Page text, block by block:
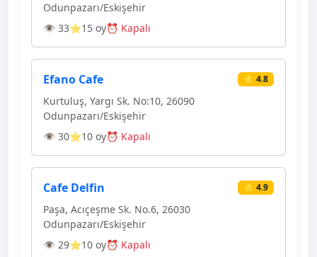
Odunpazarı/Eskişehir
👁 33⭐15 oy⏰ Kapalı
Efano Cafe ⭐ 4.8
Kurtuluş, Yargı Sk. No:10, 26090
Odunpazarı/Eskişehir
👁 30⭐10 oy⏰ Kapalı
Cafe Delfin ⭐ 4.9
Paşa, Acıçeşme Sk. No.6, 26030
Odunpazarı/Eskişehir
👁 29⭐10 oy⏰ Kapalı